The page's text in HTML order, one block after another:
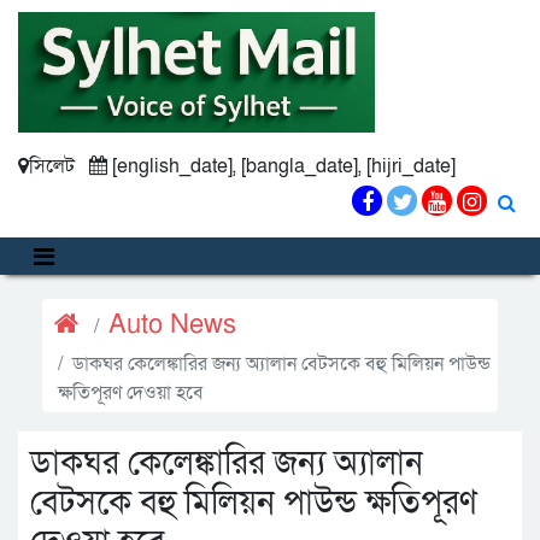
সিলেট [english_date], [bangla_date], [hijri_date]
Auto News
ডাকঘর কেলেঙ্কারির জন্য অ্যালান বেটসকে বহু মিলিয়ন পাউন্ড
ক্ষতিপূরণ দেওয়া হবে
ডাকঘর কেলেঙ্কারির জন্য অ্যালান
বেটসকে বহু মিলিয়ন পাউন্ড ক্ষতিপূরণ